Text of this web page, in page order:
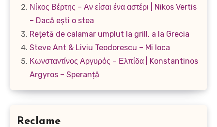
Νίκος Βέρτης – Αν είσαι ένα αστέρι | Nikos Vertis
– Dacă ești o stea
Rețetă de calamar umplut la grill, a la Grecia
Steve Ant & Liviu Teodorescu – Mi loca
Κωνσταντίνος Αργυρός – Ελπίδα | Konstantinos
Argyros – Speranță
Reclame